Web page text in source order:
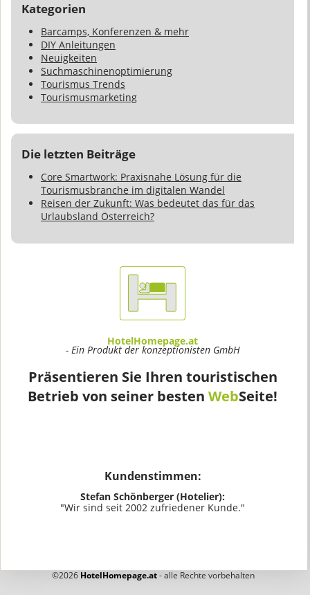
Kategorien
Barcamps, Konferenzen & mehr
DIY Anleitungen
Neuigkeiten
Suchmaschinenoptimierung
Tourismus Trends
Tourismusmarketing
Die letzten Beiträge
Core Smartwork: Praxisnahe Lösung für die
Tourismusbranche im digitalen Wandel
Reisen der Zukunft: Was bedeutet das für das
Urlaubsland Österreich?
HotelHomepage.at
- Ein Produkt der konzeptionisten GmbH
Präsentieren Sie Ihren touristischen
Betrieb von seiner bestenWebSeite!
Kundenstimmen:
Stefan Schönberger (Hotelier):
"Wir sind seit 2002 zufriedener Kunde."
©2026 HotelHomepage.at - alle Rechte vorbehalten